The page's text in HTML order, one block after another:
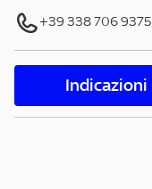
+39 338 706 9375
Indicazioni